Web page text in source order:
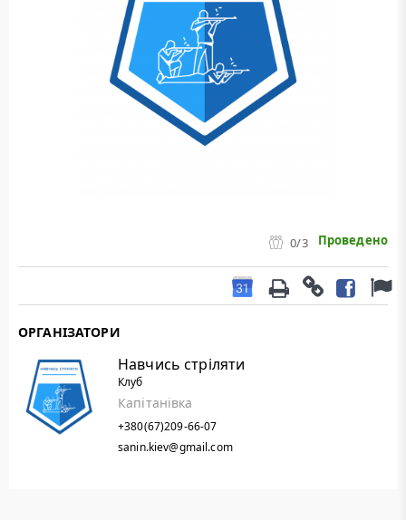
0/3 Проведено
ОРГАНІЗАТОРИ
Навчись стріляти
Клуб
Капітанівка
+380(67)209-66-07
sanin.kiev@gmail.com